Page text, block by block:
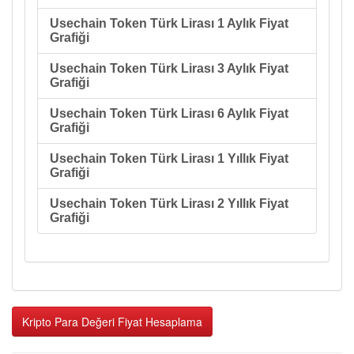
Usechain Token Türk Lirası 1 Aylık Fiyat
Grafiği
Usechain Token Türk Lirası 3 Aylık Fiyat
Grafiği
Usechain Token Türk Lirası 6 Aylık Fiyat
Grafiği
Usechain Token Türk Lirası 1 Yıllık Fiyat
Grafiği
Usechain Token Türk Lirası 2 Yıllık Fiyat
Grafiği
Kripto Para Değeri Fiyat Hesaplama